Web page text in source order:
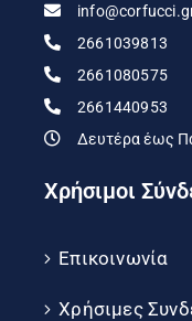
2661039813
2661080575
2661440953
Δευτέρα έως
Χρήσιμοι
Επικοινωνία
Χρήσιμες